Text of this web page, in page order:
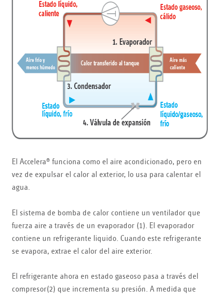
El Accelera® funciona como el aire acondicionado, pero en
vez de expulsar el calor al exterior, lo usa para calentar el
agua.
El sistema de bomba de calor contiene un ventilador que
fuerza aire a través de un evaporador (1). El evaporador
contiene un refrigerante liquido. Cuando este refrigerante
se evapora, extrae el calor del aire exterior.
El refrigerante ahora en estado gaseoso pasa a través del
compresor(2) que incrementa su presión. A medida que